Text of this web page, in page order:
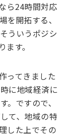
ら24時間対応
を開拓する、
ういうポジシ
す。
ってきました
に地域経済に
。ですので、
て、地域の特
した上でその